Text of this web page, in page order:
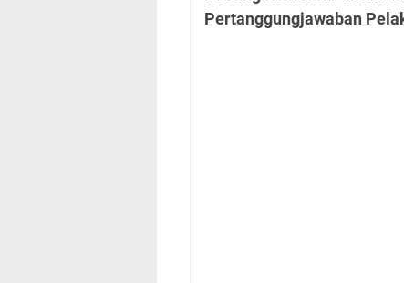
Pertanggungjawaban